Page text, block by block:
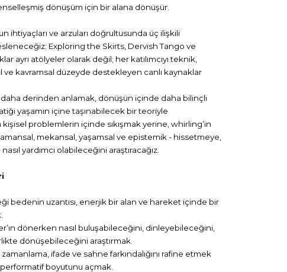
dönüşüm için bir alana dönüşür.
ihtiyaçları ve arzuları doğrultusunda üç ilişkili
Exploring the Skirts, Dervish Tango ve
ayrı atölyeler olarak değil; her katılımcıyı teknik,
ve kavramsal düzeyde destekleyen canlı kaynaklar
daha derinden anlamak, dönüşün içinde daha bilinçli
yaşamın içine taşınabilecek bir teoriyle
kişisel problemlerin içinde sıkışmak yerine, whirling’in
mekansal, yaşamsal ve epistemik - hissetmeye,
yardımcı olabileceğini araştıracağız.
bedenin uzantısı, enerjik bir alan ve hareket içinde bir
dönerken nasıl buluşabileceğini, dinleyebileceğini,
dönüşebileceğini araştırmak.
zamanlama, ifade ve sahne farkındalığını rafine etmek
boyutunu açmak.